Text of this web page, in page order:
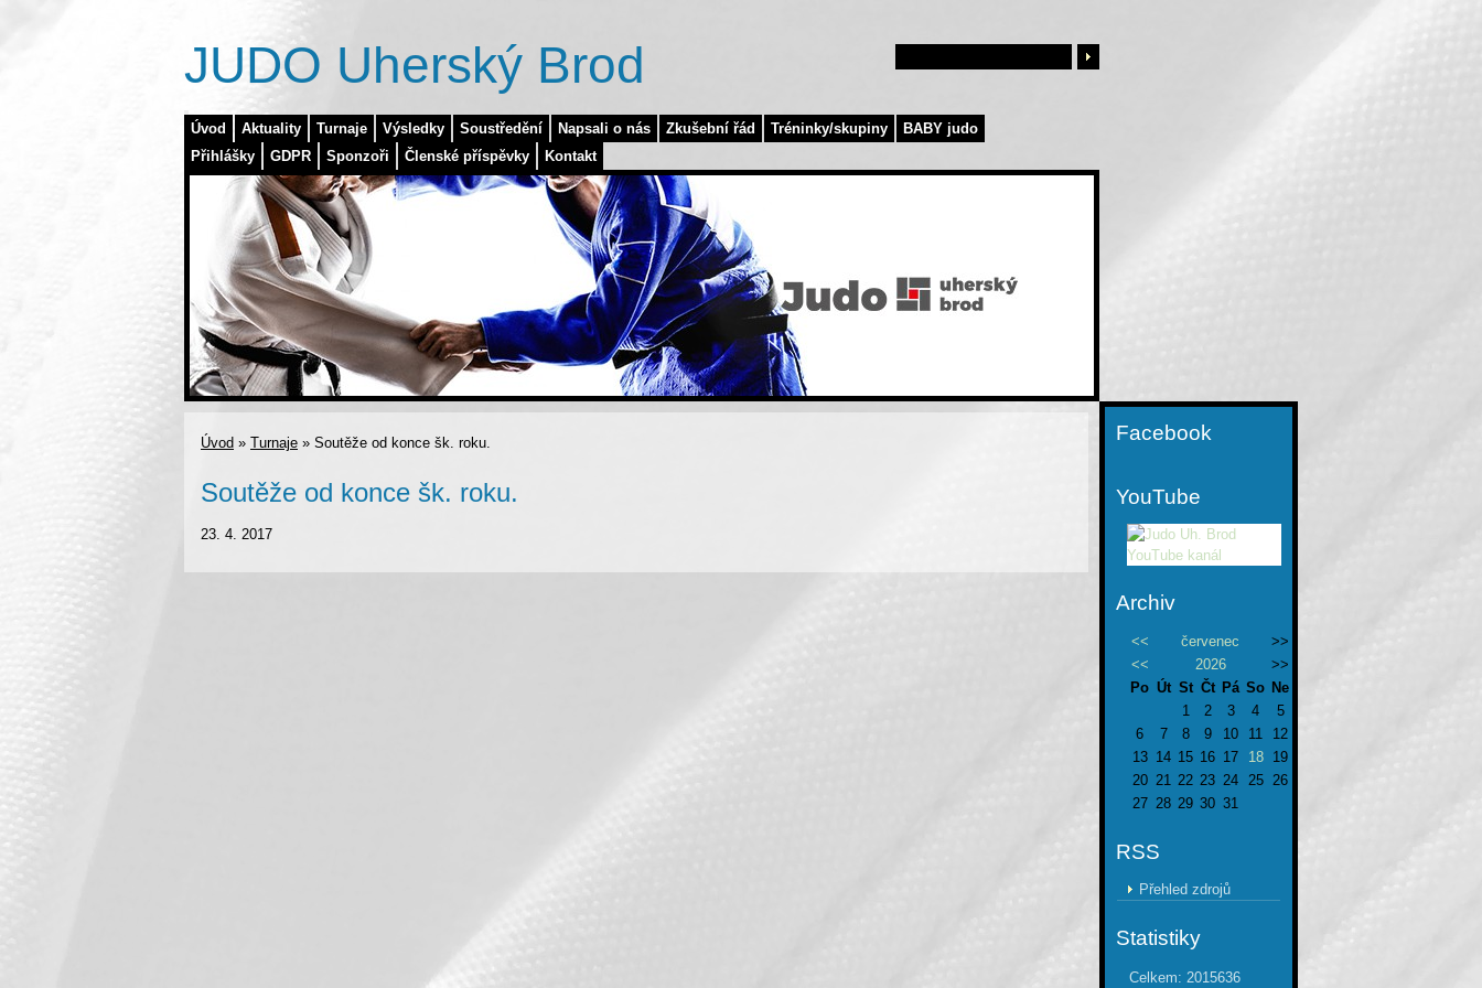
Úvod Aktuality Turnaje Výsledky Soustředění Napsali o nás Zkušební řád Tréninky/skupiny
BABY judo
Přihlášky
GDPR Sponzoři Členské příspěvky Kontakt
JUDO Uherský Brod
Úvod » Turnaje » Soutěže od konce šk. roku.
Soutěže od konce šk. roku.
23. 4. 2017
Facebook
YouTube
Archiv
<< červenec
>>
<<
2026
>>
Po Út St Čt Pá So Ne
1
2 3 4
5
6
7 8 9 10 11
12
13 14 15 16 17 18
19
20 21 22 23 24 25 26
27 28 29 30 31
RSS
Přehled zdrojů
Statistiky
Celkem: 2015636